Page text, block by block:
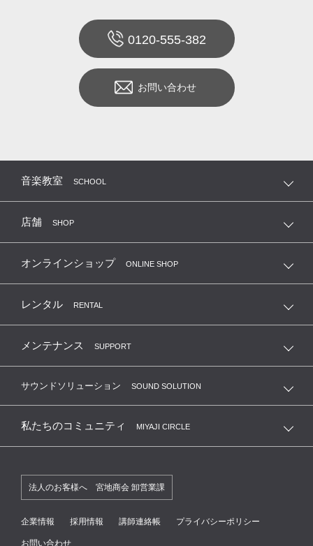
0120-555-382
お問い合わせ
音楽教室 SCHOOL
店舗 SHOP
オンラインショップ ONLINE SHOP
レンタル RENTAL
メンテナンス SUPPORT
サウンドソリューション SOUND SOLUTION
私たちのコミュニティ MIYAJI CIRCLE
法人のお客様へ 宮地商会 卸営業課
企業情報 採用情報 講師連絡帳 プライバシーポリシー
お問い合わせ